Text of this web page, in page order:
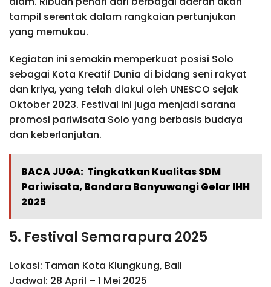
tampil serentak dalam rangkaian pertunjukan
yang memukau.
Kegiatan ini semakin memperkuat posisi Solo
sebagai Kota Kreatif Dunia di bidang seni rakyat
dan kriya, yang telah diakui oleh UNESCO sejak
Oktober 2023. Festival ini juga menjadi sarana
promosi pariwisata Solo yang berbasis budaya
dan keberlanjutan.
BACA JUGA: Tingkatkan Kualitas SDM
Pariwisata, Bandara Banyuwangi Gelar IHH
2025
5. Festival Semarapura 2025
Lokasi: Taman Kota Klungkung, Bali
Jadwal: 28 April – 1 Mei 2025